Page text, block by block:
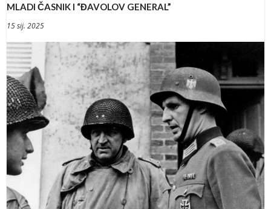
MLADI ČASNIK I “ĐAVOLOV GENERAL”
15 sij. 2025